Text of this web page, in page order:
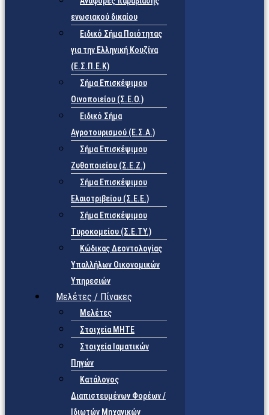
ενωσιακού δικαίου
Ειδικό Σήμα Ποιότητας
για την Ελληνική Κουζίνα
(Ε.Σ.Π.Ε.Κ)
Σήμα Επισκέψιμου
Οινοποιείου (Σ.Ε.Ο.)
Ειδικό Σήμα
Αγροτουρισμού (Ε.Σ.Α.)
Σήμα Επισκέψιμου
Ζυθοποιείου (Σ.Ε.Ζ.)
Σήμα Επισκέψιμου
Ελαιοτριβείου (Σ.Ε.Ε.)
Σήμα Επισκέψιμου
Τυροκομείου (Σ.Ε.TY.)
Κώδικας Δεοντολογίας
Υπαλλήλων Οικονομικών
Υπηρεσιών
Μελέτες / Πίνακες
Μελέτες
Στοιχεία ΜΗΤΕ
Στοιχεία Ιαματικών
Πηγών
Κατάλογος
Διαπιστευμένων Φορέων /
Ιδιωτών Μηχανικών